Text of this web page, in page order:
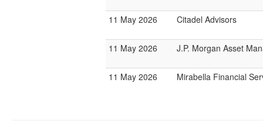
11 May 2026 Citadel Advisors
11 May 2026 J.P. Morgan Asset
11 May 2026 Mirabella Financial